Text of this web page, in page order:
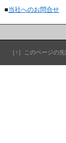
■当社へのお問合せ
［↑］このページの